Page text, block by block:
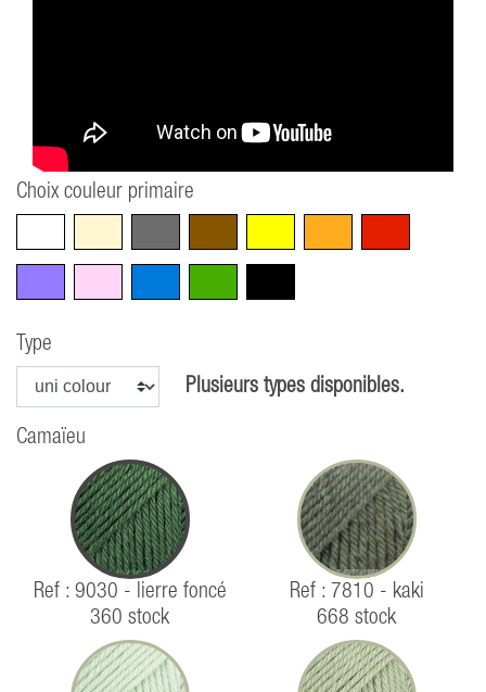
Choix couleur primaire
Type
Plusieurs types disponibles.
Camaïeu
Ref : 9030 - lierre foncé
360 stock
Ref : 7810 - kaki
668 stock